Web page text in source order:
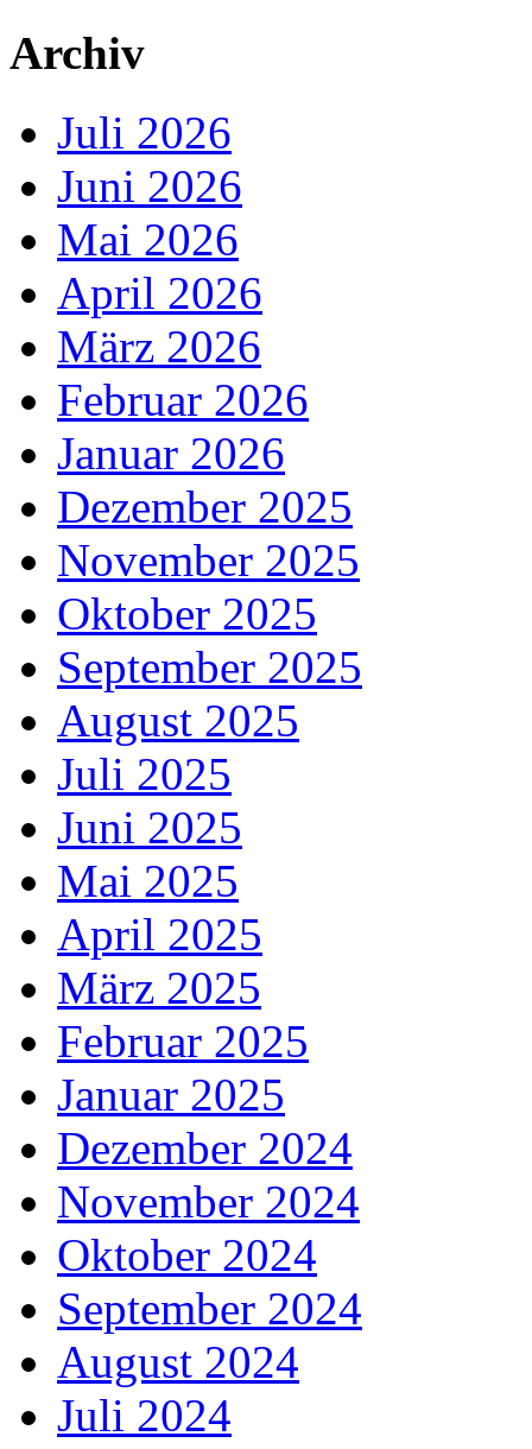
Archiv
Juli 2026
Juni 2026
Mai 2026
April 2026
März 2026
Februar 2026
Januar 2026
Dezember 2025
November 2025
Oktober 2025
September 2025
August 2025
Juli 2025
Juni 2025
Mai 2025
April 2025
März 2025
Februar 2025
Januar 2025
Dezember 2024
November 2024
Oktober 2024
September 2024
August 2024
Juli 2024